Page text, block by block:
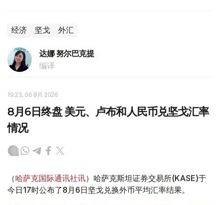
经济 坚戈 外汇
达娜 努尔巴克提
编译
19:23, 06 8月 2026
8月6日终盘 美元、卢布和人民币兑坚戈汇率
情况
（哈萨克国际通讯社讯）哈萨克斯坦证券交易所(KASE)于
今日17时公布了8月6日坚戈兑换外币平均汇率结果。